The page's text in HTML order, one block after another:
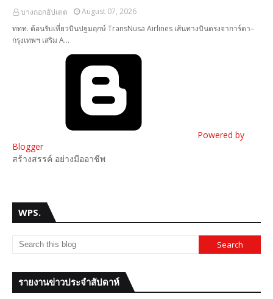
บางกอกอัปเดต
August 07, 2026
ททท. ต้อนรับเที่ยวบินปฐมฤกษ์ TransNusa Airlines เส้นทางบินตรงจาการ์ตา–
กรุงเทพฯ เสริม A…
Powered by
Blogger
สร้างสรรค์ อย่างมืออาชีพ
WPS.
รายงานข่าวประจำสัปดาห์